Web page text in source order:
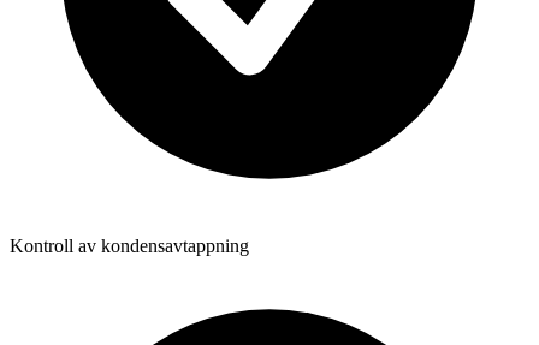
Kontroll av kondensavtappning